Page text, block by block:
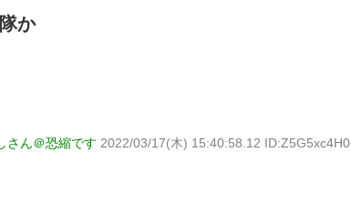
か
さん＠恐縮です 2022/03/17(木) 15:40:58.12 ID:Z5G5xc4H0